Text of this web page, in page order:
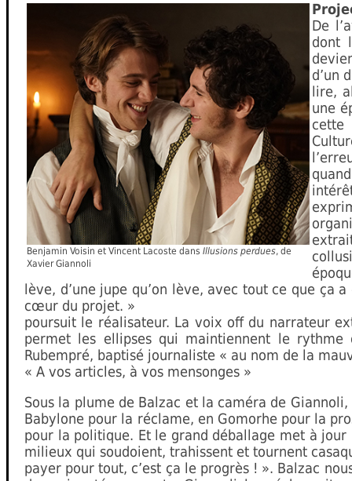
Benjamin Voisin et Vincent Lacoste dans Illusions perdues, de
Xavier Giannoli
De
dont
d’un
lire,
une
cette
lève, d’une jupe qu’on lève, avec tout ce que ça
cœur du projet. »
poursuit le réalisateur. La voix off du narrateur
permet les ellipses qui maintiennent le
Rubempré, baptisé journaliste « au nom de la
« A vos articles, à vos mensonges »
Sous la plume de Balzac et la caméra de
Babylone pour la réclame, en Gomorhe pour la
pour la politique. Et le grand déballage met à jour
milieux qui soudoient, trahissent et tournent
payer pour tout, c’est ça le progrès ! ». Balzac